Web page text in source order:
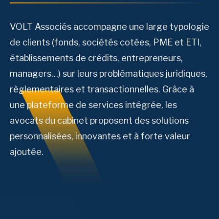
VOLT Associés accompagne une large typologie
de clients (fonds, sociétés cotées, PME et ETI,
établissements de crédits, entrepreneurs,
managers…) sur leurs problématiques juridiques,
règlementaires et transactionnelles. Grâce à
une plateforme de services intégrée, les
avocats du cabinet proposent des solutions
personnalisées, innovantes et à forte valeur
ajoutée.